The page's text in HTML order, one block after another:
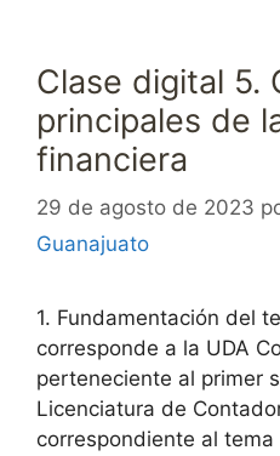
Clase digital 5.
principales de
financiera
29 de agosto de 2023
Guanajuato
1. Fundamentación del
corresponde a la UDA
perteneciente al primer
Licenciatura de
correspondiente al